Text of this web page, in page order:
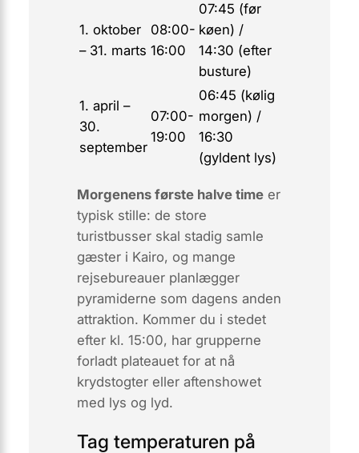
1. oktober
– 31. marts
08:00-
16:00
07:45 (før
køen) /
14:30 (efter
busture)
1. april –
30.
september
07:00-
19:00
06:45 (kølig
morgen) /
16:30
(gyldent lys)
Morgenens første halve timeer
typisk stille: de store
turistbusser skal stadig samle
gæster i Kairo, og mange
rejsebureauer planlægger
pyramiderne som dagens anden
attraktion. Kommer du i stedet
efter kl. 15:00, har grupperne
forladt plateauet for at nå
krydstogter eller aftenshowet
med lys og lyd.
Tag temperaturen på